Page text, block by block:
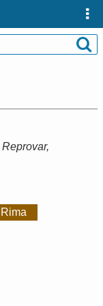
Reprovar,
Rima